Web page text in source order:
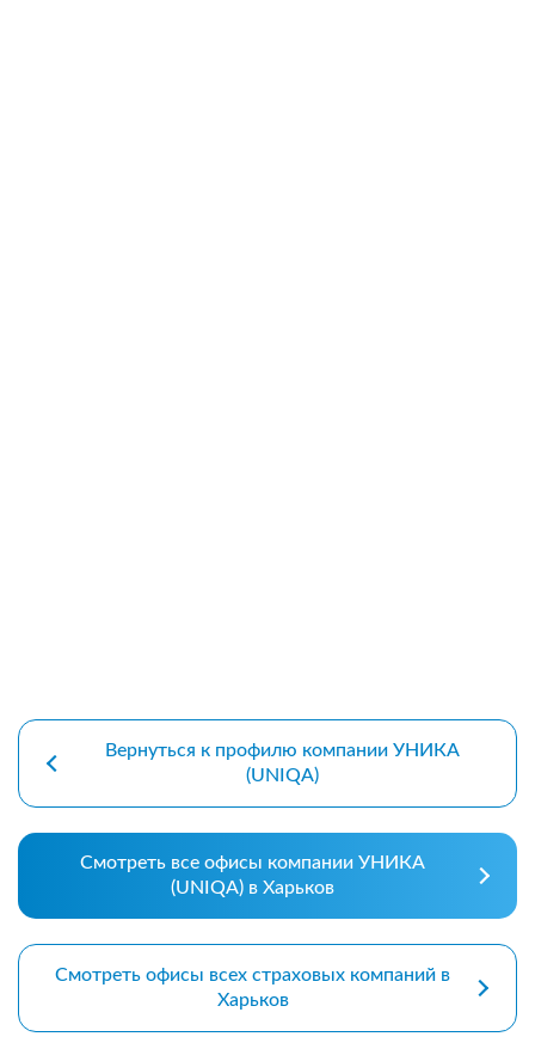
Вернуться к профилю компании УНИКА
(UNIQA)
Смотреть все офисы компании УНИКА
(UNIQA) в Харьков
Смотреть офисы всех страховых компаний в
Харьков